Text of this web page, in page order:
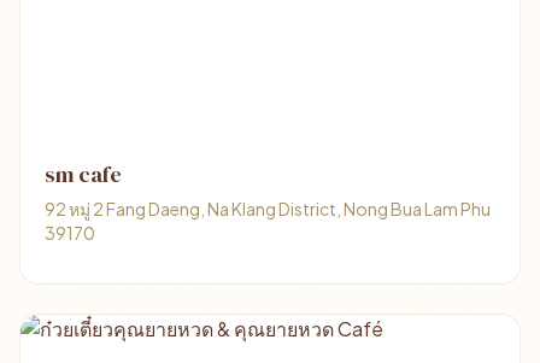
sm cafe
92 หมู่ 2 Fang Daeng, Na Klang District, Nong Bua Lam Phu
39170